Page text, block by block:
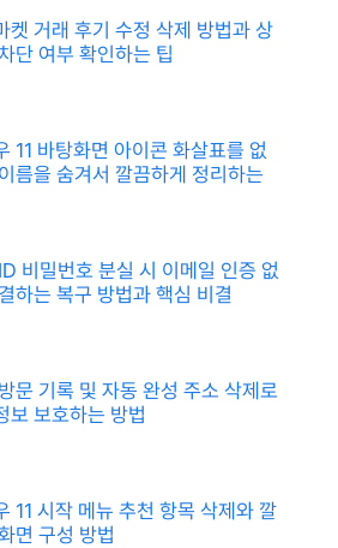
켓 거래 후기 수정 삭제 방법과 상
단 여부 확인하는 팁
11 바탕화면 아이콘 화살표를 없
름을 숨겨서 깔끔하게 정리하는
비밀번호 분실 시 이메일 인증 없
하는 복구 방법과 핵심 비결
문 기록 및 자동 완성 주소 삭제로
보 보호하는 방법
11 시작 메뉴 추천 항목 삭제와 깔
면 구성 방법